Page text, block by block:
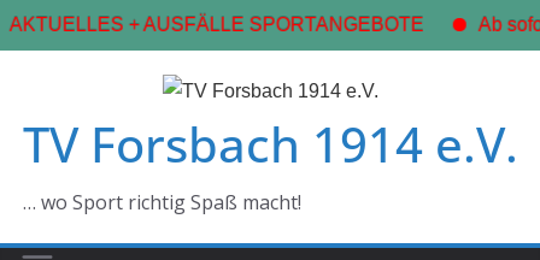
AKTUELLES + AUSFÄLLE SPORTANGEBOTE Ab
springen
TV Forsbach 1914 e.V.
… wo Sport richtig Spaß macht!